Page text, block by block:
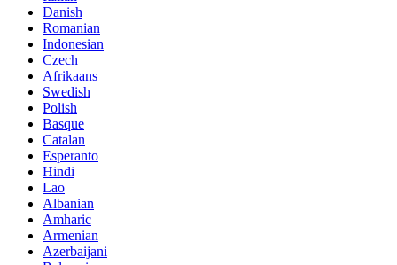
Danish
Romanian
Indonesian
Czech
Afrikaans
Swedish
Polish
Basque
Catalan
Esperanto
Hindi
Lao
Albanian
Amharic
Armenian
Azerbaijani